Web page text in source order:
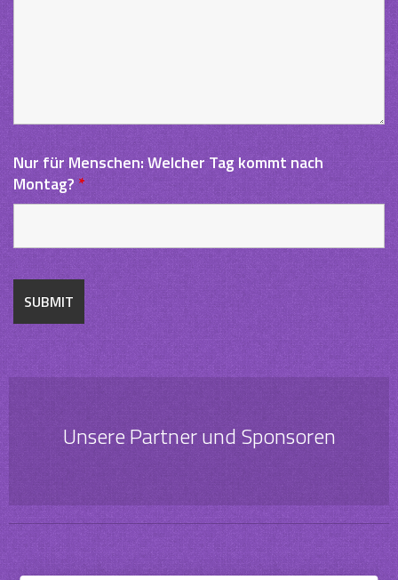
Nur für Menschen: Welcher Tag kommt nach
Montag? *
Unsere Partner und Sponsoren